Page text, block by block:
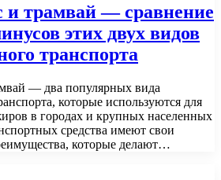
и трамвай — сравнение
этих двух видов
транспорта
— два популярных вида
которые используются для
в городах и крупных населенных
средства имеют свои
которые делают…